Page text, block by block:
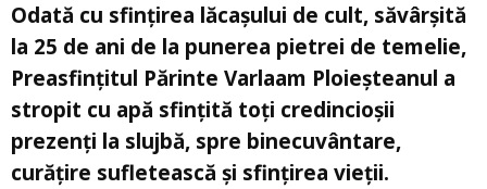
Odată cu sfințirea lăcașului de cult, săvârșită
la 25 de ani de la punerea pietrei de temelie,
Preasfințitul Părinte Varlaam Ploieșteanul a
stropit cu apă sfințită toți credincioșii
prezenți la slujbă, spre binecuvântare,
curățire sufletească și sfințirea vieții.